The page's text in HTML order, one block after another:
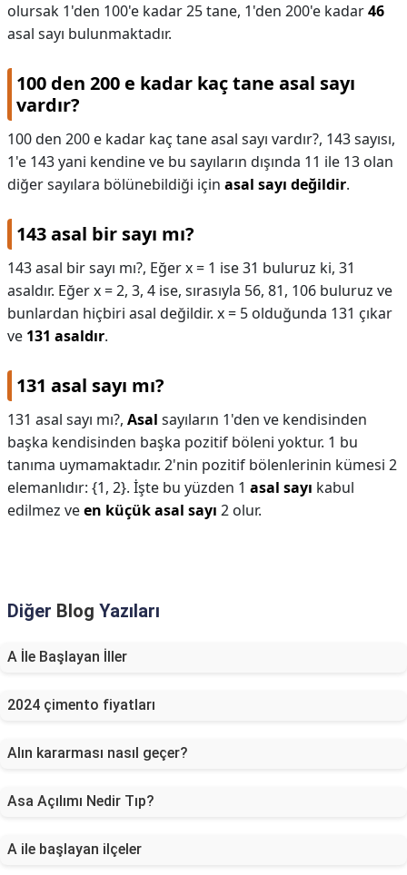
olursak 1'den 100'e kadar 25 tane, 1'den 200'e kadar46
asal sayı bulunmaktadır.
100 den 200 e kadar kaç tane asal sayı
vardır?
100 den 200 e kadar kaç tane asal sayı vardır?, 143 sayısı,
1'e 143 yani kendine ve bu sayıların dışında 11 ile 13 olan
diğer sayılara bölünebildiği için asal sayı değildir.
143 asal bir sayı mı?
143 asal bir sayı mı?, Eğer x = 1 ise 31 buluruz ki, 31
asaldır. Eğer x = 2, 3, 4 ise, sırasıyla 56, 81, 106 buluruz ve
bunlardan hiçbiri asal değildir. x = 5 olduğunda 131 çıkar
ve 131 asaldır.
131 asal sayı mı?
131 asal sayı mı?, Asal sayıların 1'den ve kendisinden
başka kendisinden başka pozitif böleni yoktur. 1 bu
tanıma uymamaktadır. 2'nin pozitif bölenlerinin kümesi 2
elemanlıdır: {1, 2}. İşte bu yüzden 1 asal sayı kabul
edilmez veen küçük asal sayı 2 olur.
Diğer Blog Yazıları
A İle Başlayan İller
2024 çimento fiyatları
Alın kararması nasıl geçer?
Asa Açılımı Nedir Tıp?
A ile başlayan ilçeler